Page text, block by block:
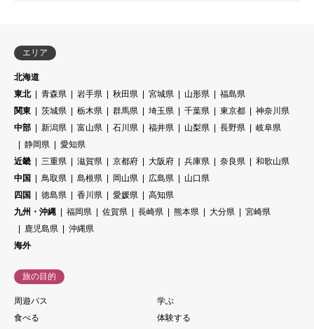
エリア
北海道
東北
青森県 岩手県 秋田県 宮城県 山形県
福島県
関東
茨城県 栃木県 群馬県 埼玉県 千葉県 東京都
神奈川県
中部
新潟県 富山県 石川県 福井県 山梨県 長野県
岐阜県
静岡県
愛知県
近畿
三重県 滋賀県 京都府 大阪府 兵庫県 奈良県
和歌山県
中国
鳥取県 島根県 岡山県 広島県
山口県
四国
徳島県 香川県 愛媛県
高知県
九州・沖縄
福岡県 佐賀県 長崎県 熊本県 大分県
宮崎県
鹿児島県
沖縄県
海外
旅の目的
周遊パス
学ぶ
食べる
体験する